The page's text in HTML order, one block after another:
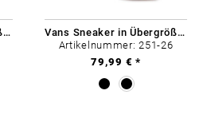
Vans Sneaker in Übergrößen
Vans Sneaker in Übergrößen
Artikelnummer: 251-26
79,99 € *